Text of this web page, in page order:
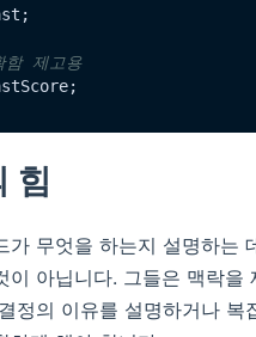
제고용
힘
가 무엇을 하는지 설명하는
이 아닙니다. 그들은 맥락을
정의 이유를 설명하거나 복